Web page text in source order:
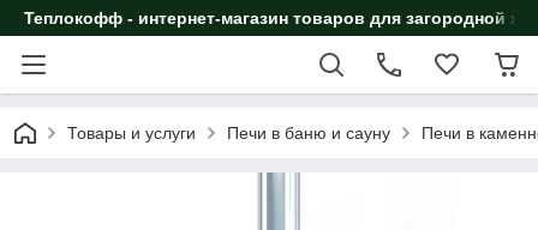
Теплокофф - интернет-магазин товаров для загородной
Товары и услуги Печи в баню и сауну Печи в